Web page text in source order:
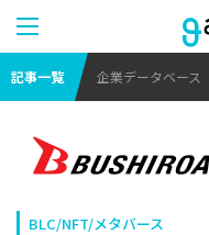
記事一覧 企業データベース
BLC/NFT/メタバース